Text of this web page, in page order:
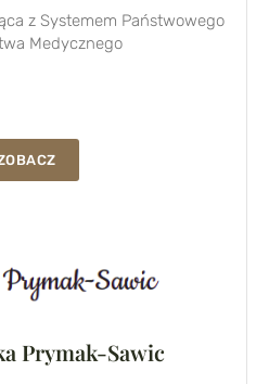
z Systemem Państwowego
Medycznego
Prymak-Sawic